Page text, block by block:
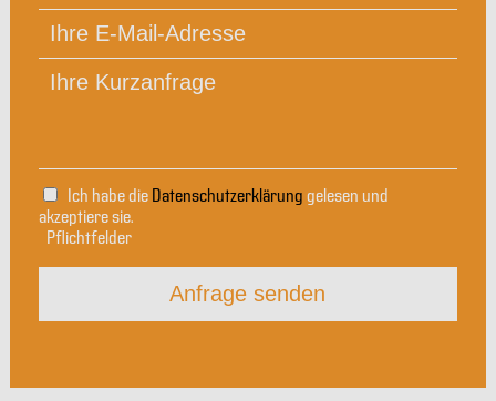
Ich habe die Datenschutzerklärung gelesen und
akzeptiere sie.
Pflichtfelder
Anfrage senden